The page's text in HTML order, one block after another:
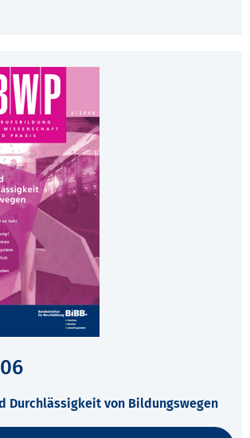
Durchlässigkeit von Bildungswegen